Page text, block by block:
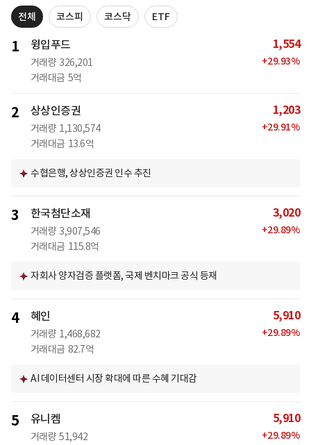
전체 코스피 코스닥 ETF
1 윙입푸드
거래량 326,201
거래대금 5억
1,554
+29.93%
2 상상인증권
거래량 1,130,574
거래대금 13.6억
1,203
+29.91%
수협은행, 상상인증권 인수 추진
3 한국첨단소재
거래량 3,907,546
거래대금 115.8억
3,020
+29.89%
자회사 양자검증 플랫폼, 국제 벤치마크 공식 등재
4 혜인
거래량 1,468,682
거래대금 82.7억
5,910
+29.89%
AI 데이터센터 시장 확대에 따른 수혜 기대감
5 유니켐
거래량 51,942
5,910
+29.89%